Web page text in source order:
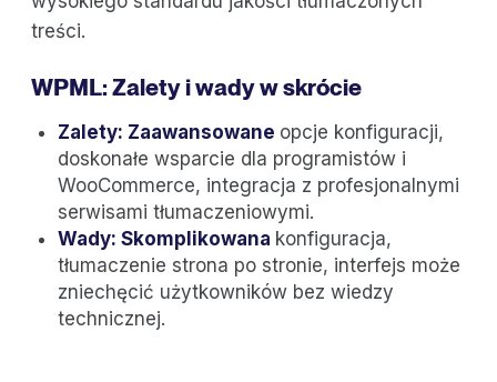
treści.
WPML: Zalety i wady w skrócie
Zalety: Zaawansowane opcje konfiguracji,
doskonałe wsparcie dla programistów i
WooCommerce, integracja z profesjonalnymi
serwisami tłumaczeniowymi.
Wady: Skomplikowana konfiguracja,
tłumaczenie strona po stronie, interfejs może
zniechęcić użytkowników bez wiedzy
technicznej.